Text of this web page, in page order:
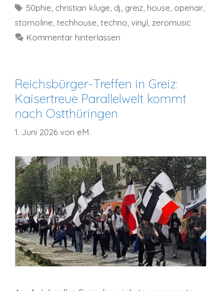
Schlagwörter
50phie christian kluge dj greiz house openair
stornoline techhouse techno vinyl zeromusic
Kommentar hinterlassen
Reichsbürger-Treffen in Greiz:
Kaisertreue Parallelwelt kommt
nach Ostthüringen
1. Juni 2026 von eM.